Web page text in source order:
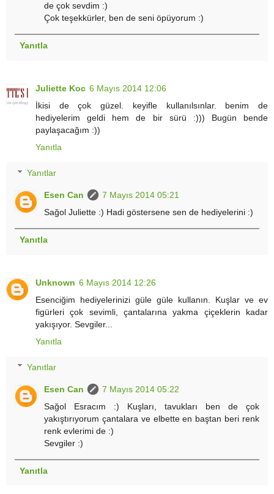
de çok sevdim :)
Çok teşekkürler, ben de seni öpüyorum :)
Yanıtla
Juliette Koc 6 Mayıs 2014 12:06
İkisi de çok güzel. keyifle kullanılsınlar. benim de
hediyelerim geldi hem de bir sürü :))) Bugün bende
paylaşacağım :))
Yanıtla
Yanıtlar
Esen Can
7 Mayıs 2014 05:21
Sağol Juliette :) Hadi göstersene sen de hediyelerini :)
Yanıtla
Unknown 6 Mayıs 2014 12:26
Esenciğim hediyelerinizi güle güle kullanın. Kuşlar ve ev
figürleri çok sevimli, çantalarına yakma çiçeklerin kadar
yakışıyor. Sevgiler...
Yanıtla
Yanıtlar
Esen Can
7 Mayıs 2014 05:22
Sağol Esracım :) Kuşları, tavukları ben de çok
yakıştırıyorum çantalara ve elbette en baştan beri renk
renk evlerimi de :)
Sevgiler :)
Yanıtla